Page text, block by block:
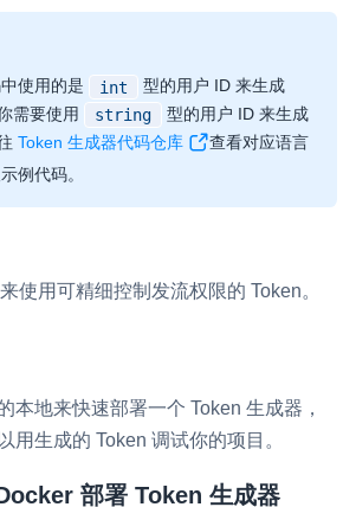
使用的是 int
型的用户 ID 来生成
需要使用
string
型的用户 ID 来生成
Token 生成器代码仓库
查看对应语言
例代码。
来使用可精细控制发流权限的 Token。
本地来快速部署一个 Token 生成器，
用生成的 Token 调试你的项目。
部署 Token 生成器